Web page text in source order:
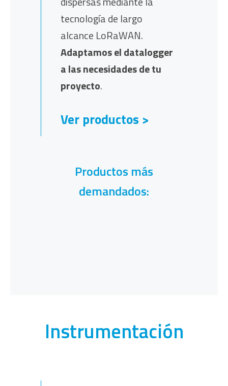
tecnología de largo
alcance LoRaWAN.
Adaptamos el datalogger
a las necesidades de tu
proyecto.
Ver productos >
Productos más
demandados:
Instrumentación